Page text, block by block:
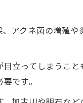
アクネ菌の増殖や
立ってしまうこ
です。